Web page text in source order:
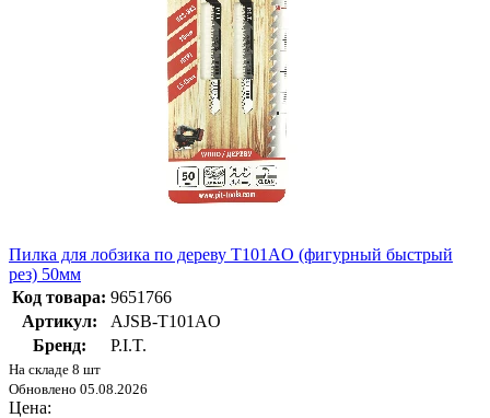
Пилка для лобзика по дереву T101AO (фигурный быстрый
рез) 50мм
Код товара: 9651766
Артикул:
AJSB-T101AO
Бренд:
P.I.T.
На складе 8 шт
Обновлено 05.08.2026
Цена: